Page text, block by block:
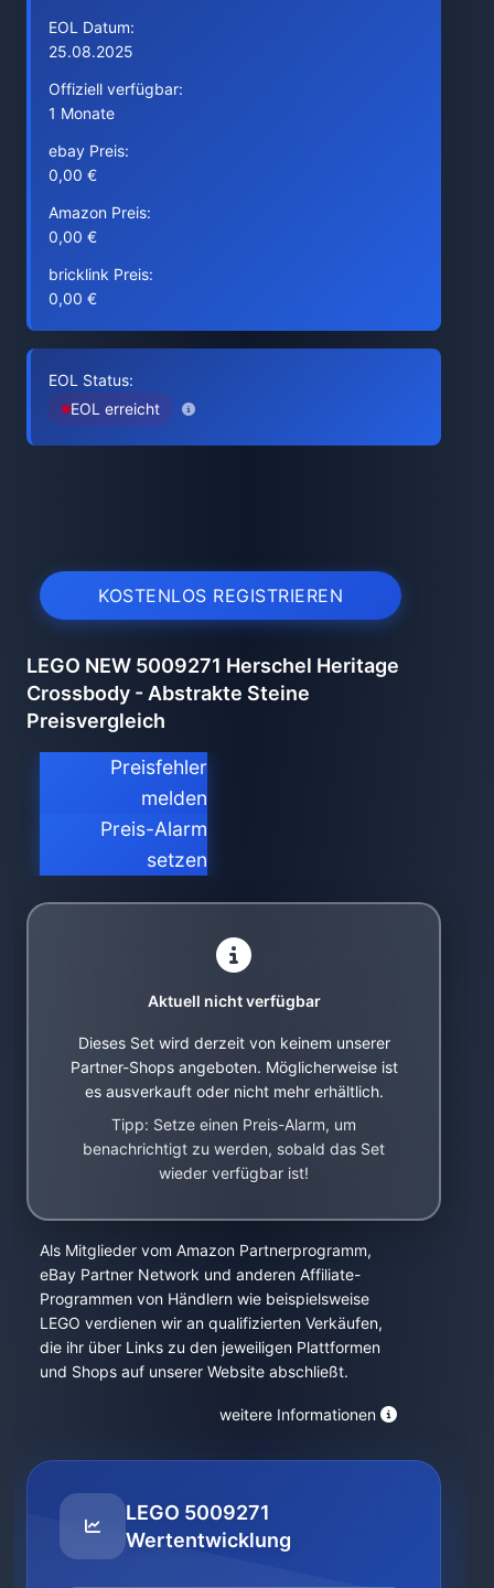
EOL Datum:
25.08.2025
Offiziell verfügbar:
1 Monate
ebay Preis:
0,00 €
Amazon Preis:
0,00 €
bricklink Preis:
0,00 €
EOL Status:
EOL erreicht
KOSTENLOS REGISTRIEREN
LEGO NEW 5009271 Herschel Heritage
Crossbody - Abstrakte Steine
Preisvergleich
Preisfehler
melden
Preis-Alarm
setzen
Aktuell nicht verfügbar
Dieses Set wird derzeit von keinem unserer
Partner-Shops angeboten. Möglicherweise ist
es ausverkauft oder nicht mehr erhältlich.
Tipp: Setze einen Preis-Alarm, um
benachrichtigt zu werden, sobald das Set
wieder verfügbar ist!
Als Mitglieder vom Amazon Partnerprogramm,
eBay Partner Network und anderen Affiliate-
Programmen von Händlern wie beispielsweise
LEGO verdienen wir an qualifizierten Verkäufen,
die ihr über Links zu den jeweiligen Plattformen
und Shops auf unserer Website abschließt.
weitere Informationen
LEGO 5009271
Wertentwicklung